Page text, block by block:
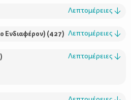
Σύνδεσμοι
Λεπτομέρειες ↓
Ενδιαφέρον) (427) Λεπτομέρειες ↓
) Λεπτομέρειες ↓